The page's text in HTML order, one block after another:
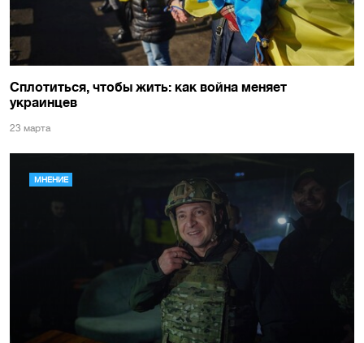
Сплотиться, чтобы жить: как война меняет
украинцев
23 марта
МНЕНИЕ